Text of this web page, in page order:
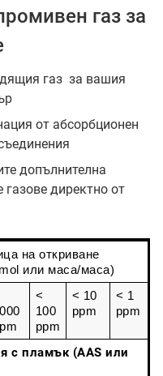
газ за
газ за вашия
от абсорбционен
допълнителна
директно от
на откриване
или маса/маса)
<
100
ppm
< 10
ppm
< 1
ppm
с пламък (AAS или